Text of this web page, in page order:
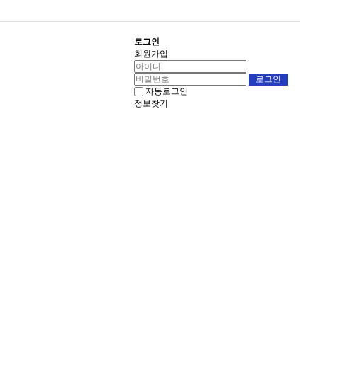
로그인
회원가입
자동로그인
정보찾기